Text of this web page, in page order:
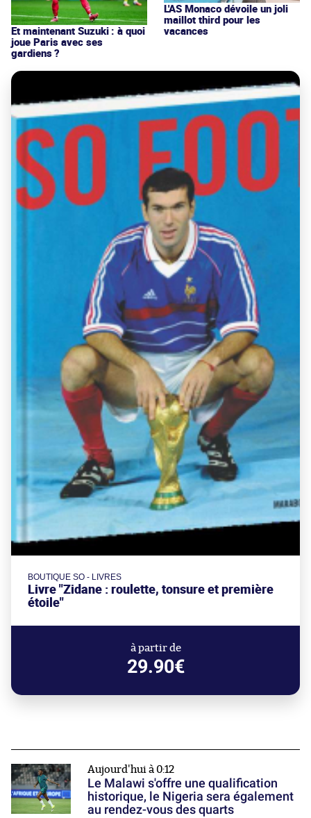
Et maintenant Suzuki : à quoi
joue Paris avec ses
gardiens ?
L'AS Monaco dévoile un joli
maillot third pour les
vacances
BOUTIQUE SO - LIVRES
Livre "Zidane : roulette, tonsure et première
étoile"
à partir de
29.90€
Aujourd'hui à 0:12
Le Malawi s'offre une qualification
historique, le Nigeria sera également
au rendez-vous des quarts